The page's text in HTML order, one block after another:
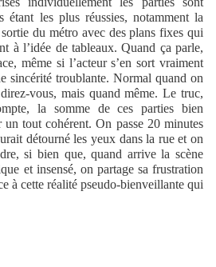
étant les plus réussies, notamment la
du métro avec des plans fixes qui
à l’idée de tableaux. Quand ça parle,
même si l’acteur s’en sort vraiment
sincérité troublante. Normal quand on
vous, mais quand même. Le truc,
la somme de ces parties bien
un tout cohérent. On passe 20 minutes
détourné les yeux dans la rue et on
si bien que, quand arrive la scène
et insensé, on partage sa frustration
à cette réalité pseudo-bienveillante qui